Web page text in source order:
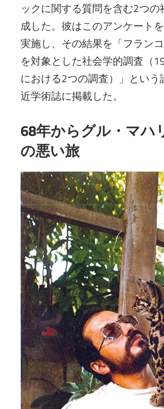
ックに関する質問を含む2つ
成した。彼はこのアンケート
実施し、その結果を「フラン
を対象とした社会学的調査（
における2つの調査）」とい
近学術誌に掲載した。
68年からグル・マハ
の悪い旅